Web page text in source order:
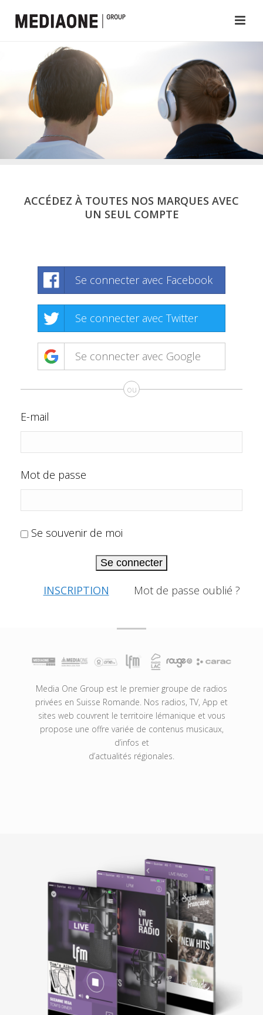
ACCÉDEZ À TOUTES NOS MARQUES AVEC
UN SEUL COMPTE
Se connecter avec Facebook
Se connecter avec Twitter
Se connecter avec Google
ou
E-mail
Mot de passe
Se souvenir de moi
Se connecter
INSCRIPTION Mot de passe oublié ?
Media One Group est le premier groupe de radios
privées en Suisse Romande. Nos radios, TV, App et
sites web couvrent le territoire lémanique et vous
propose une offre variée de contenus musicaux,
d’infos et
d’actualités régionales.